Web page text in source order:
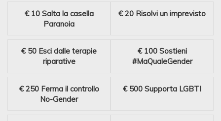
€ 10 Salta la casella
Paranoia
€ 20 Risolvi un imprevisto
€ 50 Esci dalle terapie
riparative
€ 100 Sostieni
#MaQualeGender
€ 250 Ferma il controllo
No-Gender
€ 500 Supporta LGBTI